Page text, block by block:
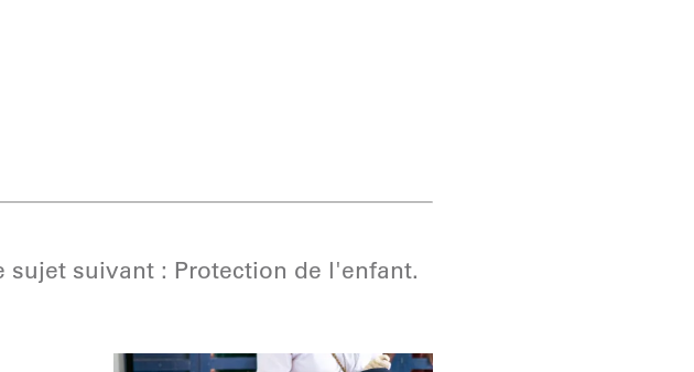
sujet suivant : Protection de l'enfant.